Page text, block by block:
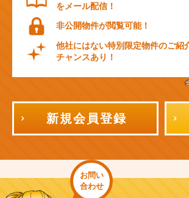
をメール配信！
非公開物件が閲覧可能！
他社にはない特別限定物件のご紹
チャンスあり！
新規会員登録
お問い
合わせ